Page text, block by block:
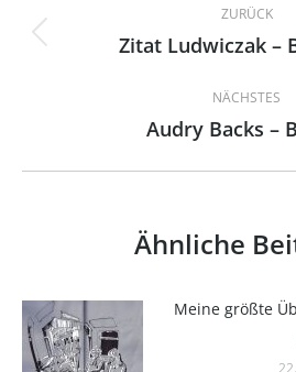
ZURÜCK
Zitat Ludwiczak –
NÄCHSTES
Audry Backs –
Ähnliche
Meine größte